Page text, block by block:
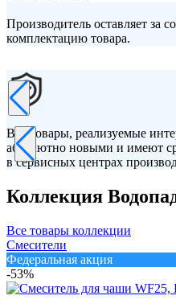
Производитель оставляет за
комплектацию товара.
Все товары, реализуемые
абсолютно новыми и имеют
в сервисных центрах
Коллекция
Все товары коллекции
Смесители
Федеральная акция
-53%